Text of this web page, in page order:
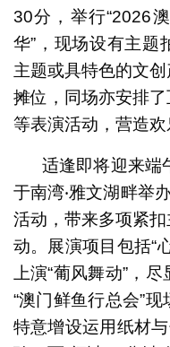
30分，举行“2026
华”，现场设有主题
主题或具特色的文
摊位，同场亦安排
等表演活动，营造欢
适逢即将迎来端
于南湾‧雅文湖畔举
活动，带来多项紧
动。展演项目包括“
上演“葡风舞动”，
“澳门鲜鱼行总会”
特意增设运用纸材